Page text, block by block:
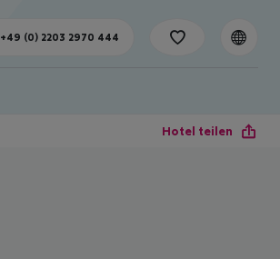
+49 (0) 2203 2970 444
Hotel teilen